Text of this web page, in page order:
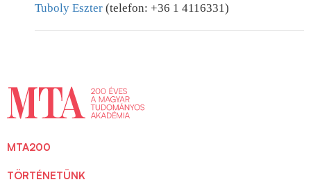
Tuboly Eszter (telefon: +36 1 4116331)
MTA200
TÖRTÉNETÜNK